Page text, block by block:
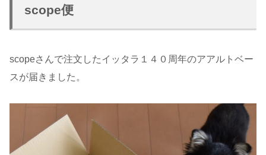
scope便
scopeさんで注文したイッタラ１４０周年のアアルトベー
スが届きました。